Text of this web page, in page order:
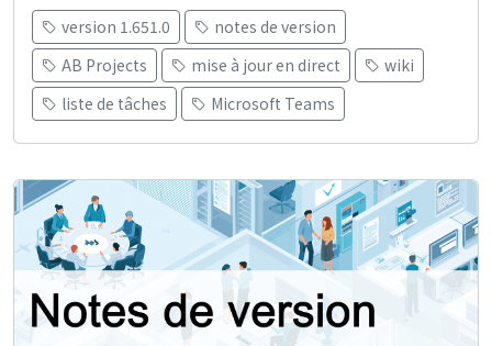
version 1.651.0
notes de version
AB Projects
mise à jour en direct
wiki
liste de tâches
Microsoft Teams